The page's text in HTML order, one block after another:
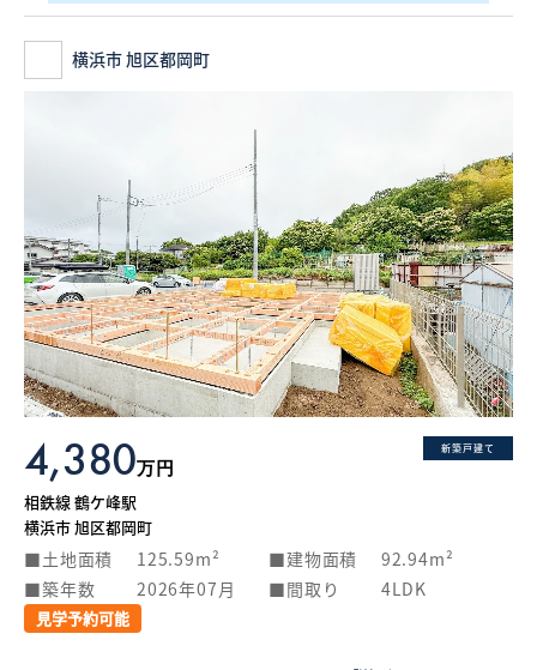
横浜市 旭区都岡町
新築戸建て
4,380万円
相鉄線 鶴ケ峰駅
横浜市 旭区都岡町
土地面積 125.59m² 建物面積
92.94m²
築年数
2026年07月 間取り 4LDK
見学予約可能